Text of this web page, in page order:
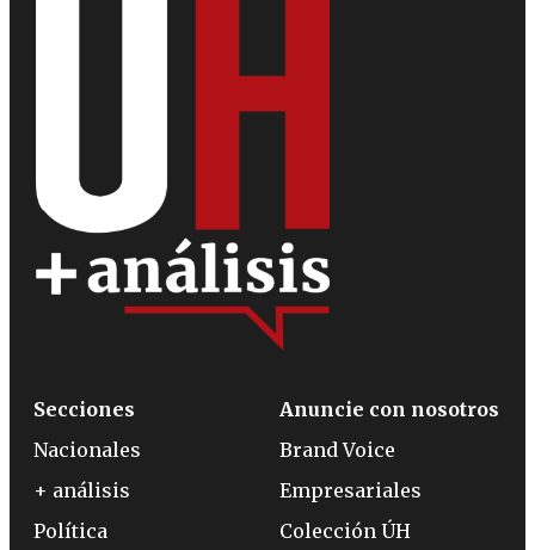
Secciones
Nacionales
+ análisis
Política
Anuncie con nosotros
Brand Voice
Empresariales
Colección ÚH